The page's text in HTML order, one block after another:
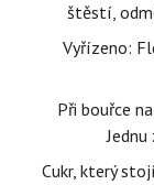
štěstí,
Vyřízeno:
Při bouřce
Cukr, který